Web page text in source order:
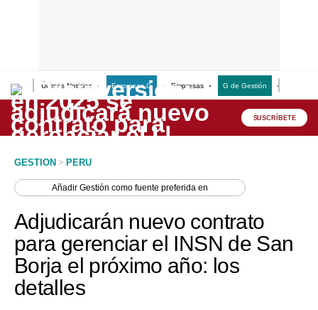
Últimas Noticias Empresas G Empresas G de Gestión
Lo último
Peru Quiosco
Economía
Mercados
Perú
SUSCRÍBETE
GESTION > PERU
AñadirGestión como fuente preferida en
Adjudicarán nuevo contrato
para gerenciar el INSN de San
Borja el próximo año: los
detalles